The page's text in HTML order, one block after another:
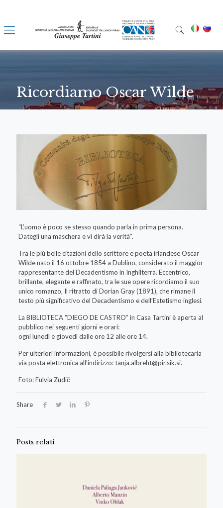
Ricordiamo Oscar Wilde
“L’uomo è poco se stesso quando parla in prima persona.
Dategli una maschera e vi dirà la verità”.
Tra le più belle citazioni dello scrittore e poeta irlandese Oscar
Wilde nato il 16 ottobre 1854 a Dublino, considerato il maggior
rappresentante del Decadentismo in Inghilterra. Eccentrico,
brillante, elegante e raffinato, tra le sue opere ricordiamo il suo
unico romanzo, Il ritratto di Dorian Gray (1891), che rimane il
testo più significativo del Decadentismo e dell’Estetismo inglesi.
La BIBLIOTECA “DIEGO DE CASTRO” in Casa Tartini è aperta al
pubblico nei seguenti giorni e orari:
ogni lunedì e giovedì dalle ore 12 alle ore 14.
Per ulteriori informazioni, è possibile rivolgersi alla bibliotecaria
via posta elettronica all’indirizzo:tanja.albreht@pir.sik.si.
Foto: Fulvia Zudič
Share
Posts relati